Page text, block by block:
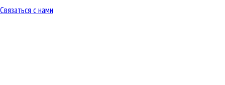
Связаться с нами